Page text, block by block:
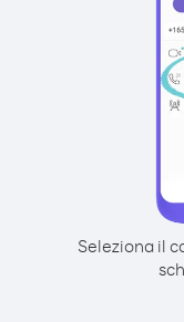
Seleziona il